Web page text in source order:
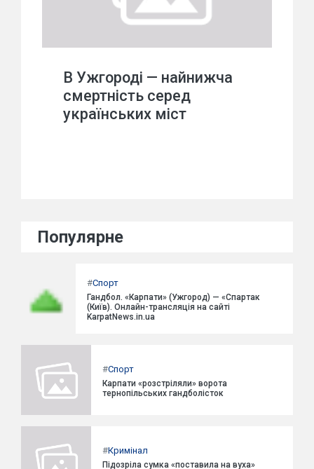
В Ужгороді — найнижча
смертність серед
українських міст
Популярне
#Спорт
Гандбол. «Карпати» (Ужгород) — «Спартак
(Київ). Онлайн-трансляція на сайті
KarpatNews.in.ua
#Спорт
Карпати «розстріляли» ворота
тернопільських гандболісток
#Кримінал
Підозріла сумка «поставила на вуха»